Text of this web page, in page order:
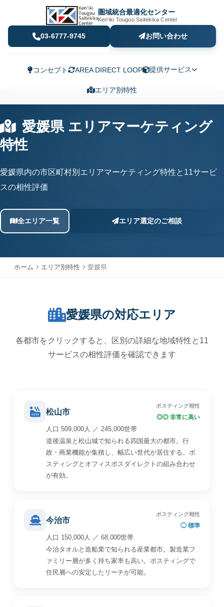
圏域統合最適化センター
Ken'iki Tougou Saitekika Center
03-6777-9745 お問い合わせ
コンセプト AREA DIRECT LOOP 提供サービス
エリア別特性
愛媛県 エリアマーケティング
特性
愛媛県内の市区町村別エリアマーケティング特性と11サービ
スの相性評価
全エリア一覧 エリア選定のご相談
ホーム エリア別特性 愛媛県
愛媛県の対応エリア
各都市をクリックすると、区別の詳細な地域特性と11
サービスの相性評価を確認できます
松山市
ポスティング相性
◎◎ 非常に高い
人口 509,000人 ／ 245,000世帯
道後温泉と松山城で知られる四国最大の都市。行
政・商業機能が集積し、幅広い世代が居住する。ポ
スティングとオフィスポスダイレクトの組み合わせ
が有効。
今治市
ポスティング相性
◯ 標準
人口 150,000人 ／ 68,000世帯
今治タオルと造船業で知られる産業都市。製造業フ
ァミリー層が多く持ち家率も高い。ポスティングで
住民層への安定したリーチが可能。